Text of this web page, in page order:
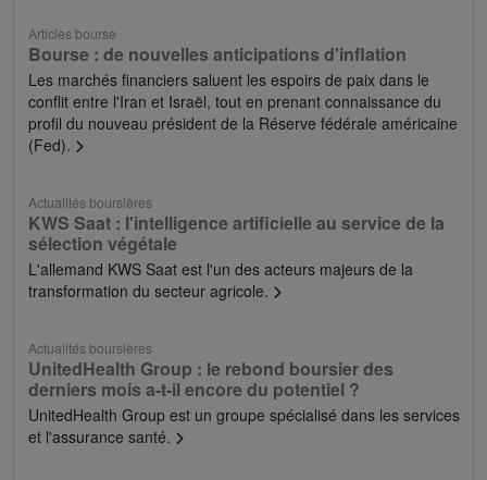
Articles bourse
Bourse : de nouvelles anticipations d'inflation
Les marchés financiers saluent les espoirs de paix dans le
conflit entre l'Iran et Israël, tout en prenant connaissance du
profil du nouveau président de la Réserve fédérale américaine
(Fed).
Actualités boursières
KWS Saat : l'intelligence artificielle au service de la
sélection végétale
L'allemand KWS Saat est l'un des acteurs majeurs de la
transformation du secteur agricole.
Actualités boursières
UnitedHealth Group : le rebond boursier des
derniers mois a-t-il encore du potentiel ?
UnitedHealth Group est un groupe spécialisé dans les services
et l'assurance santé.